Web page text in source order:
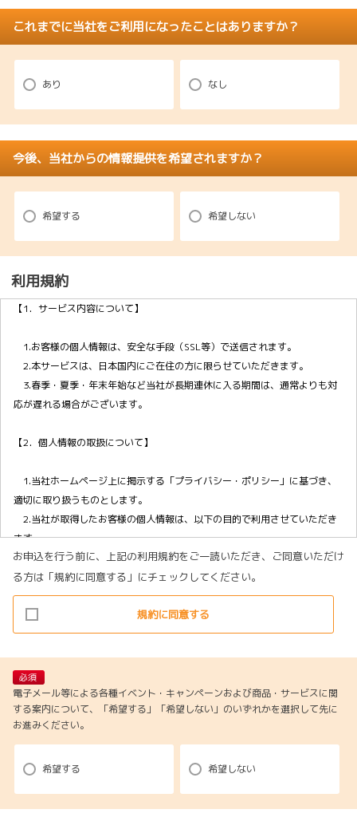
これまでに当社をご利用になったことはありますか？
あり なし
今後、当社からの情報提供を希望されますか？
希望する 希望しない
利用規約
【1．サービス内容について】
1.お客様の個人情報は、安全な手段（SSL等）で送信されます。
2.本サービスは、日本国内にご在住の方に限らせていただきます。
3.春季・夏季・年末年始など当社が長期連休に入る期間は、通常よりも対
応が遅れる場合がございます。
【2．個人情報の取扱について】
1.当社ホームページ上に掲示する「プライバシー・ポリシー」に基づき、
適切に取り扱うものとします。
2.当社が取得したお客様の個人情報は、以下の目的で利用させていただき
ます。
(1)お客様リクエストに対応するにあたって問題が発生した場合の確認・
連絡
(2)お客様から照会があった場合のリクエスト情報の確認
(3)お客様に不利益を与えないために行う、お客様に対する迅速なご連絡
（電子メール、電話、郵送によるご連絡）
(5)商品の企画・開発あるいはお客様満足向上策などの検討のためのお客
様アンケート調査の実施
【3．推奨環境について】
1.当社の推奨するインターネット環境にてお申込みをお願いします。推奨
それに伴う連絡の不徹底については責任を負いかねますので、あらかじ
お申込を行う前に、上記の利用規約をご一読いただき、ご同意いただけ
る方は「規約に同意する」にチェックしてください。
規約に同意する
必須
電子メール等による各種イベント・キャンペーンおよび商品・サービスに関
する案内について、「希望する」「希望しない」のいずれかを選択して先に
お進みください。
希望する 希望しない